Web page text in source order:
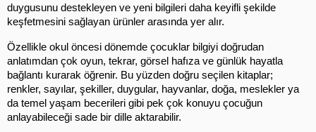
duygusunu destekleyen ve yeni bilgileri daha keyifli şekilde
keşfetmesini sağlayan ürünler arasında yer alır.
Özellikle okul öncesi dönemde çocuklar bilgiyi doğrudan
anlatımdan çok oyun, tekrar, görsel hafıza ve günlük hayatla
bağlantı kurarak öğrenir. Bu yüzden doğru seçilen kitaplar;
renkler, sayılar, şekiller, duygular, hayvanlar, doğa, meslekler ya
da temel yaşam becerileri gibi pek çok konuyu çocuğun
anlayabileceği sade bir dille aktarabilir.